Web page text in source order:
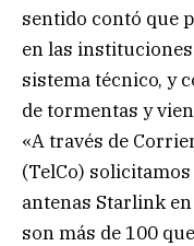
sentido contó que
en las
sistema técnico, y
de tormentas y
«A través de
(TelCo)
antenas Starlink
son más de 100